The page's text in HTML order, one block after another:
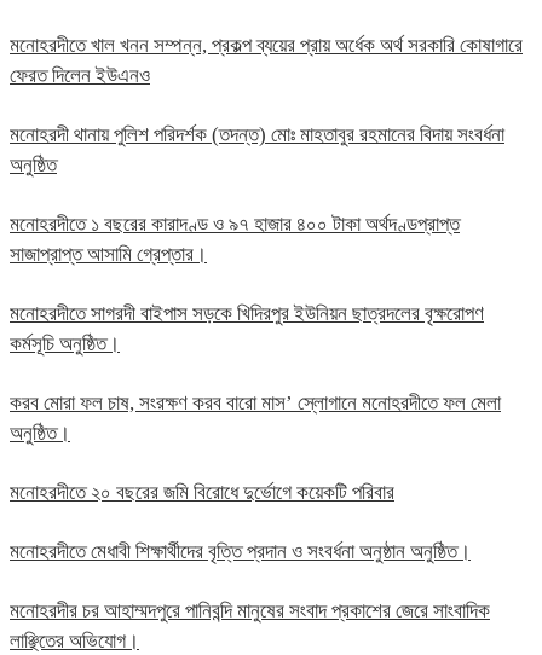
মনোহরদীতে খাল খনন সম্পন্ন, প্রকল্প ব্যয়ের প্রায় অর্ধেক অর্থ সরকারি কোষাগারে
ফেরত দিলেন ইউএনও
মনোহরদী থানায় পুলিশ পরিদর্শক (তদন্ত) মোঃ মাহতাবুর রহমানের বিদায় সংবর্ধনা
অনুষ্ঠিত
মনোহরদীতে ১ বছরের কারাদণ্ড ও ৯৭ হাজার ৪০০ টাকা অর্থদণ্ডপ্রাপ্ত
সাজাপ্রাপ্ত আসামি গ্রেপ্তার।
মনোহরদীতে সাগরদী বাইপাস সড়কে খিদিরপুর ইউনিয়ন ছাত্রদলের বৃক্ষরোপণ
কর্মসূচি অনুষ্ঠিত।
করব মোরা ফল চাষ, সংরক্ষণ করব বারো মাস’ স্লোগানে মনোহরদীতে ফল মেলা
অনুষ্ঠিত।
মনোহরদীতে ২০ বছরের জমি বিরোধে দুর্ভোগে কয়েকটি পরিবার
মনোহরদীতে মেধাবী শিক্ষার্থীদের বৃত্তি প্রদান ও সংবর্ধনা অনুষ্ঠান অনুষ্ঠিত।
মনোহরদীর চর আহাম্মদপুরে পানিবন্দি মানুষের সংবাদ প্রকাশের জেরে সাংবাদিক
লাঞ্ছিতের অভিযোগ।